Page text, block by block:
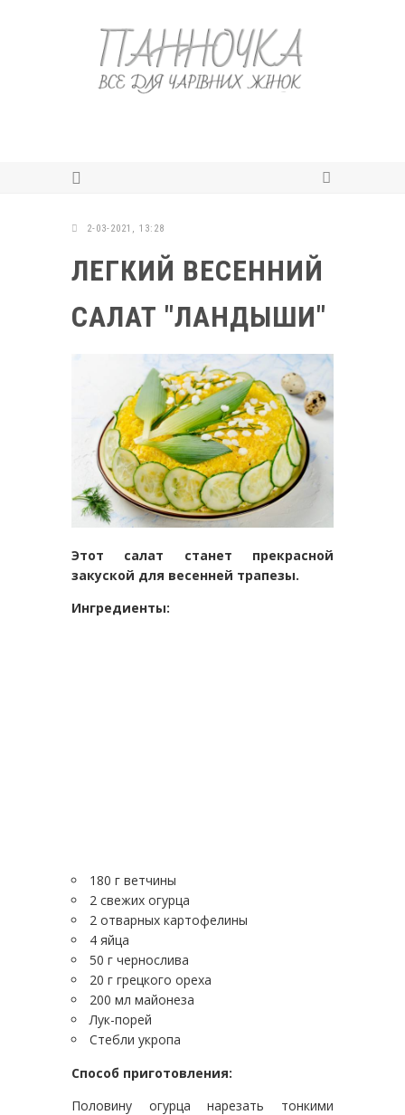
2-03-2021, 13:28
ЛЕГКИЙ ВЕСЕННИЙ
САЛАТ "ЛАНДЫШИ"
Этот салат станет прекрасной
закуской для весенней трапезы.
Ингредиенты:
180 г ветчины
2 свежих огурца
2 отварных картофелины
4 яйца
50 г чернослива
20 г грецкого ореха
200 мл майонеза
Лук-порей
Стебли укропа
Способ приготовления:
Половину огурца нарезать тонкими